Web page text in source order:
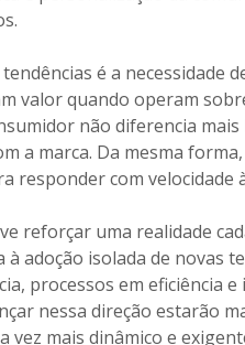
é a necessidade
valor quando operam
não diferencia
a marca. Da mesma
responder com velocidade
reforçar uma realidade
adoção isolada de novas
processos em eficiência
nessa direção estarão
vez mais dinâmico e